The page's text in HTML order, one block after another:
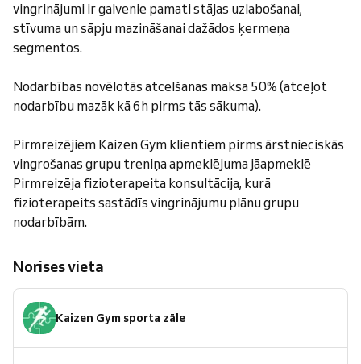
vingrinājumi ir galvenie pamati stājas uzlabošanai,
stīvuma un sāpju mazināšanai dažādos ķermeņa
segmentos.
Nodarbības novēlotās atcelšanas maksa 50% (atceļot
nodarbību mazāk kā 6h pirms tās sākuma).
Pirmreizējiem Kaizen Gym klientiem pirms ārstnieciskās
vingrošanas grupu treniņa apmeklējuma jāapmeklē
Pirmreizēja fizioterapeita konsultācija, kurā
fizioterapeits sastādīs vingrinājumu plānu grupu
nodarbībām.
Norises vieta
Kaizen Gym sporta zāle